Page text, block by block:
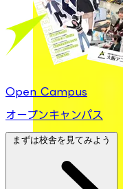
Open Campus
オープンキャンパス
まずは校舎を見てみよう